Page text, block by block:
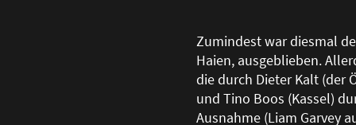
Zumindest war diesmal
Haien, ausgeblieben.
die durch Dieter Kalt (der
und Tino Boos (Kassel)
Ausnahme (Liam Garvey